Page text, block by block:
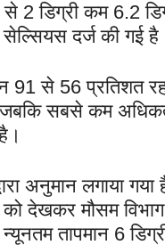
से 2 डिग्री कम 6.2
दर्ज की गई
91 से 56 प्रतिशत
सबसे कम
अनुमान लगाया
को देखकर मौसम
तापमान 6